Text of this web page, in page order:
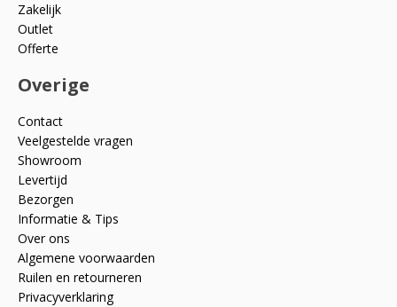
Zakelijk
Outlet
Offerte
Overige
Contact
Veelgestelde vragen
Showroom
Levertijd
Bezorgen
Informatie & Tips
Over ons
Algemene voorwaarden
Ruilen en retourneren
Privacyverklaring